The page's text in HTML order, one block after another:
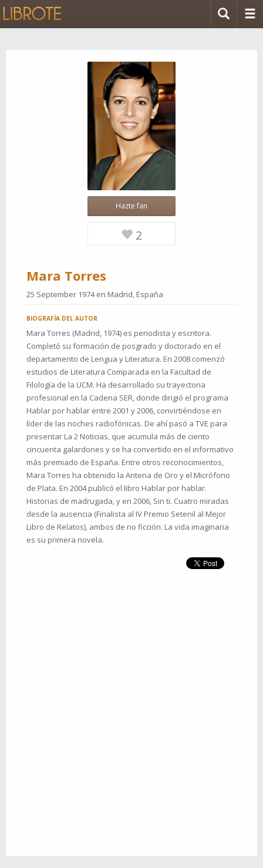
Hazte fan
2
Mara Torres
25 September 1974 en Madrid, España
BIOGRAFÍA DEL AUTOR
Mara Torres (Madrid, 1974) es periodista y escritora.
Completó su formación de posgrado y doctorado en el
departamento de Lengua y Literatura. En 2008 comenzó
estudios de Literatura Comparada en la Facultad de
Filología de la UCM. Ha desarrollado su trayectoria
profesional en la Cadena SER, donde dirigió el programa
Hablar por hablar entre 2001 y 2006, convirtiéndose en
líder de las noches radiofónicas. De ahí pasó a TVE para
presentar La 2 Noticias, que acumula más de ciento
cincuenta galardones y se ha convertido en el informativo
más premiado de España. Entre otros reconocimientos,
Mara Torres ha obtenido la Antena de Oro y el Micrófono
de Plata. En 2004 publicó el libro Hablar por hablar.
Historias de madrugada, y en 2006, Sin ti. Cuatro miradas
desde la ausencia (Finalista al IV Premio Setenil al Mejor
Libro de Relatos), ambos de no ficción. La vida imaginaria
es su primera novela.